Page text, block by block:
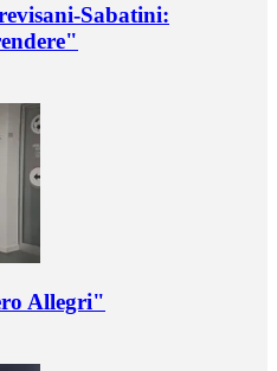
Sabatini:
Allegri"